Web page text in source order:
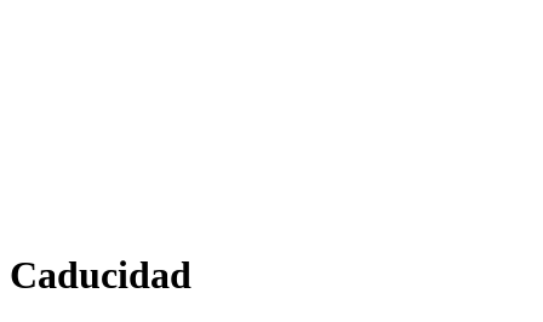
Caducidad